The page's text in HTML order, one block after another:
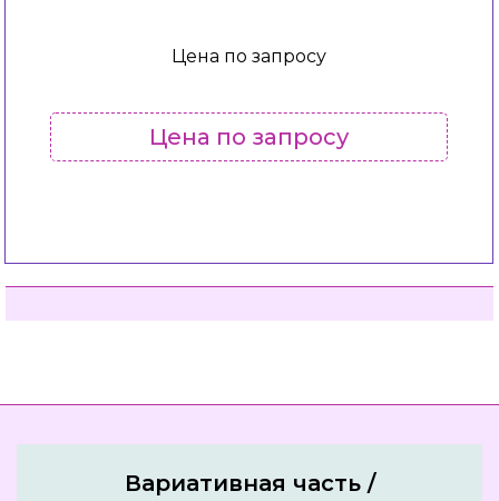
Цена по запросу
Цена по запросу
Вариативная часть /